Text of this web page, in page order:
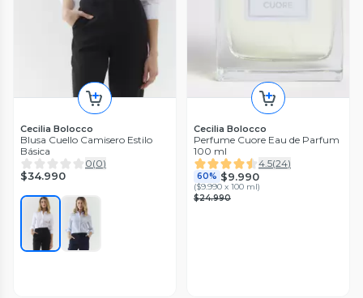
Cecilia Bolocco
Blusa Cuello Camisero Estilo
Básica
0(0)
$34.990
Cecilia Bolocco
Perfume Cuore Eau de Parfum
100 ml
4.5(24)
60% $9.990
($9.990 x 100 ml)
$24.990